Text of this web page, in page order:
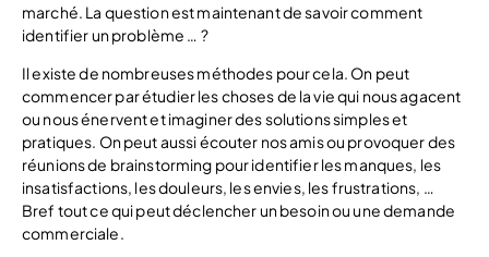
marché. La question est maintenant de savoir comment
identifier un problème … ?
Il existe de nombreuses méthodes pour cela. On peut
commencer par étudier les choses de la vie qui nous agacent
ou nous énervent et imaginer des solutions simples et
pratiques. On peut aussi écouter nos amis ou provoquer des
réunions de brainstorming pour identifier les manques, les
insatisfactions, les douleurs, les envies, les frustrations, …
Bref tout ce qui peut déclencher un besoin ou une demande
commerciale.